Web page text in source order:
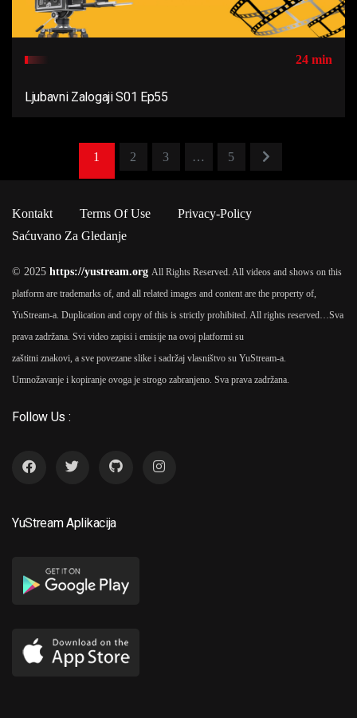
24 min
Ljubavni Zalogaji S01 Ep55
1 2 3 … 5
Kontakt Terms Of Use
Privacy-Policy
Saćuvano Za Gledanje
© 2025 https://yustream.org All Rights Reserved. All videos and shows on this
platform are trademarks of, and all related images and content are the property of,
YuStream-a. Duplication and copy of this is strictly prohibited. All rights reserved… Sva
prava zadržana. Svi video zapisi i emisije na ovoj platformi su
zaštitni znakovi, a sve povezane slike i sadržaj vlasništvo su YuStream-a.
Umnožavanje i kopiranje ovoga je strogo zabranjeno. Sva prava zadržana.
Follow Us :
YuStream Aplikacija